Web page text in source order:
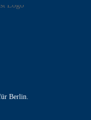
Berlin.